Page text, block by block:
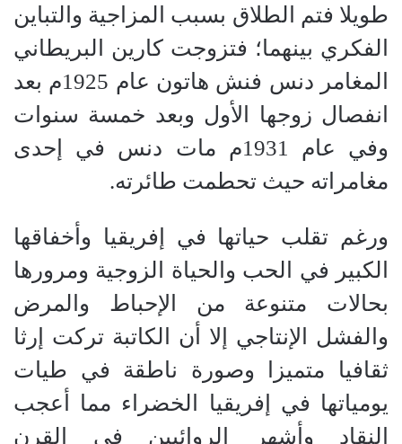
طويلا فتم الطلاق بسبب المزاجية والتباين
الفكري بينهما؛ فتزوجت كارين البريطاني
المغامر دنس فنش هاتون عام 1925م بعد
انفصال زوجها الأول وبعد خمسة سنوات
وفي عام 1931م مات دنس في إحدى
مغامراته حيث تحطمت طائرته.
ورغم تقلب حياتها في إفريقيا وأخفاقها
الكبير في الحب والحياة الزوجية ومرورها
بحالات متنوعة من الإحباط والمرض
والفشل الإنتاجي إلا أن الكاتبة تركت إرثا
ثقافيا متميزا وصورة ناطقة في طيات
يومياتها في إفريقيا الخضراء مما أعجب
النقاد وأشهر الروائيين في القرن